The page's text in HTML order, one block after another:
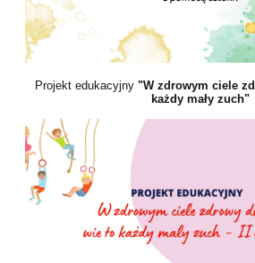
Projekt edukacyjny"W zdrowym ciele
każdy mały zuch"